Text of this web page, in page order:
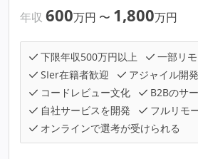
年収 600万円 〜 1,800万円
下限年収500万円以上
一部リ
SIer在籍者歓迎
アジャイル開発
コードレビュー文化
B2Bのサ
自社サービスを開発
フルリモ
オンラインで選考が受けられる